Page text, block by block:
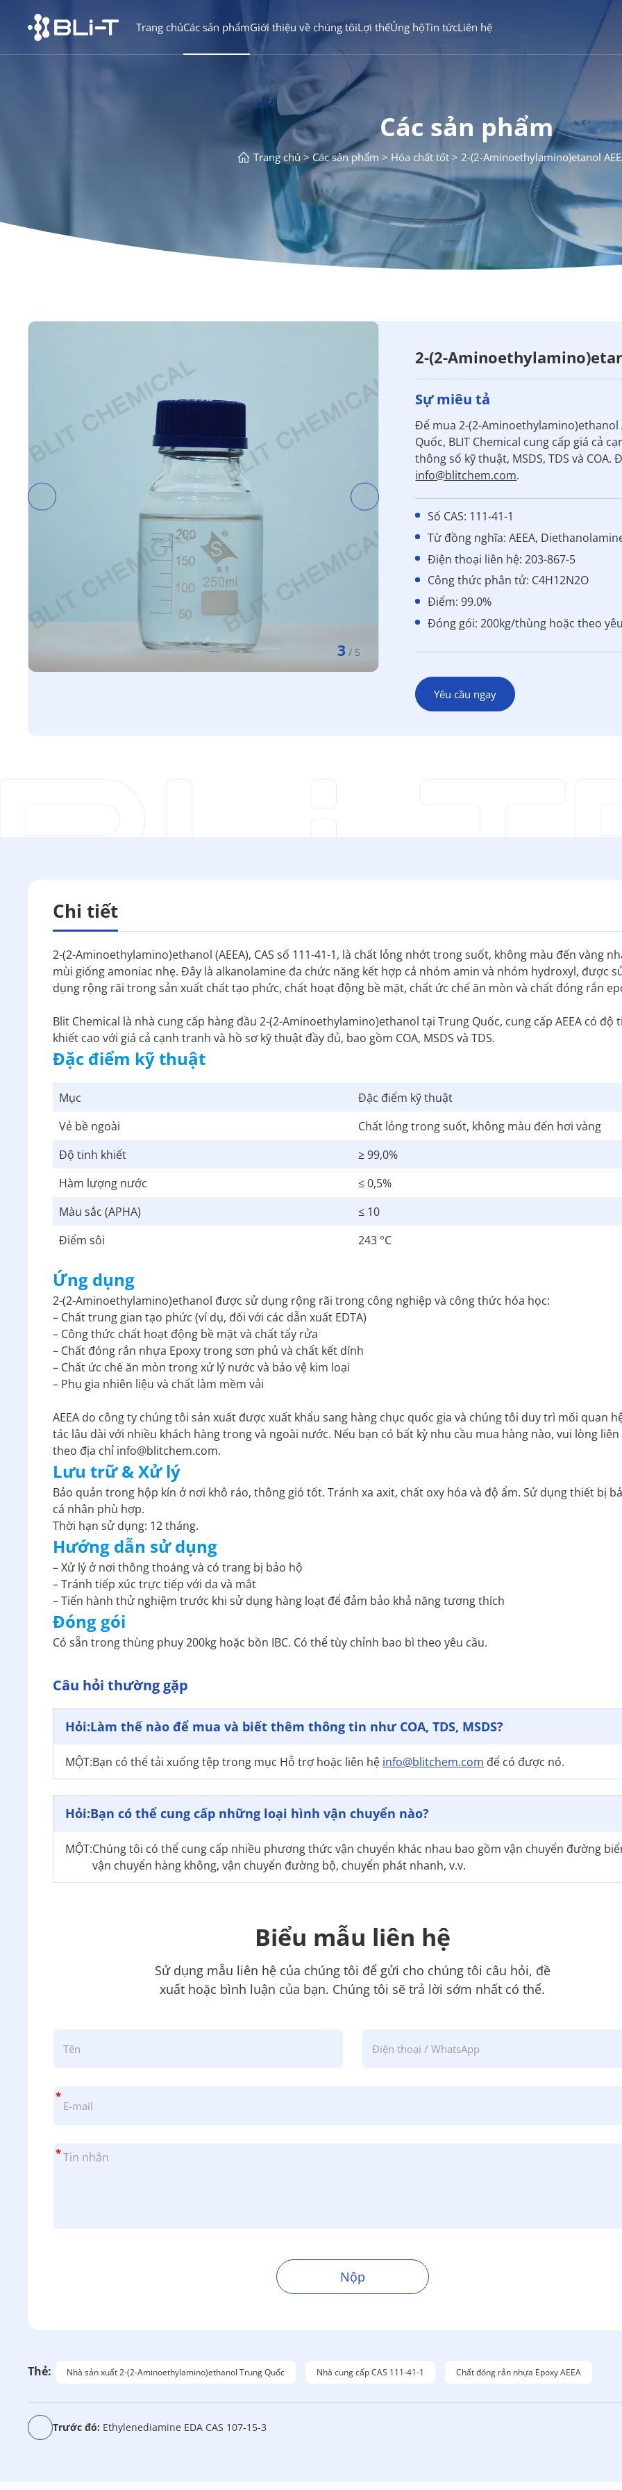
Trang chủCác sản phẩmGiới thiệu về chúng tôiLợi thếỦng hộTin tứcLiên hệ
Các sản phẩm
Trang chủ Các sản phẩm Hóa chất tốt 2-(2-Aminoethylamino)etanol
3 / 5
2-(2-
Sự miêu tả
Để mua 2-(2-Aminoethylamino)ethanol
Quốc, BLIT Chemical cung cấp giá cả
thông số kỹ thuật, MSDS, TDS và COA.
info@blitchem.com.
Số CAS: 111-41-1
Từ đồng nghĩa: AEEA,
Điện thoại liên hệ: 203-867-5
Công thức phân tử: C4H12N2O
Điểm: 99.0%
Đóng gói: 200kg/thùng hoặc theo
Yêu cầu ngay
Chi tiết
2-(2-Aminoethylamino)ethanol (AEEA), CAS số 111-41-1, là chất lỏng nhớt trong suốt, không màu đến vàng
mùi giống amoniac nhẹ. Đây là alkanolamine đa chức năng kết hợp cả nhóm amin và nhóm hydroxyl, được
dụng rộng rãi trong sản xuất chất tạo phức, chất hoạt động bề mặt, chất ức chế ăn mòn và chất đóng rắn
Blit Chemical là nhà cung cấp hàng đầu 2-(2-Aminoethylamino)ethanol tại Trung Quốc, cung cấp AEEA có độ
khiết cao với giá cả cạnh tranh và hồ sơ kỹ thuật đầy đủ, bao gồm COA, MSDS và TDS.
Đặc điểm kỹ thuật
Mục
Đặc điểm kỹ thuật
Vẻ bề ngoài
Chất lỏng trong suốt, không màu đến hơi vàng
Độ tinh khiết
≥ 99,0%
Hàm lượng nước
≤ 0,5%
Màu sắc (APHA)
≤ 10
Điểm sôi
243 °C
Ứng dụng
2-(2-Aminoethylamino)ethanol được sử dụng rộng rãi trong công nghiệp và công thức hóa học:
– Chất trung gian tạo phức (ví dụ, đối với các dẫn xuất EDTA)
– Công thức chất hoạt động bề mặt và chất tẩy rửa
– Chất đóng rắn nhựa Epoxy trong sơn phủ và chất kết dính
– Chất ức chế ăn mòn trong xử lý nước và bảo vệ kim loại
– Phụ gia nhiên liệu và chất làm mềm vải
AEEA do công ty chúng tôi sản xuất được xuất khẩu sang hàng chục quốc gia và chúng tôi duy trì mối quan
tác lâu dài với nhiều khách hàng trong và ngoài nước. Nếu bạn có bất kỳ nhu cầu mua hàng nào, vui lòng liên
theo địa chỉ info@blitchem.com.
Lưu trữ & Xử lý
Bảo quản trong hộp kín ở nơi khô ráo, thông gió tốt. Tránh xa axit, chất oxy hóa và độ ẩm. Sử dụng thiết bị
cá nhân phù hợp.
Thời hạn sử dụng: 12 tháng.
Hướng dẫn sử dụng
– Xử lý ở nơi thông thoáng và có trang bị bảo hộ
– Tránh tiếp xúc trực tiếp với da và mắt
– Tiến hành thử nghiệm trước khi sử dụng hàng loạt để đảm bảo khả năng tương thích
Đóng gói
Có sẵn trong thùng phuy 200kg hoặc bồn IBC. Có thể tùy chỉnh bao bì theo yêu cầu.
Câu hỏi thường gặp
Hỏi:Làm thế nào để mua và biết thêm thông tin như COA, TDS, MSDS?
MỘT:Bạn có thể tải xuống tệp trong mục Hỗ trợ hoặc liên hệ info@blitchem.com để có được nó.
Hỏi:Bạn có thể cung cấp những loại hình vận chuyển nào?
MỘT:Chúng tôi có thể cung cấp nhiều phương thức vận chuyển khác nhau bao gồm vận chuyển đường
vận chuyển hàng không, vận chuyển đường bộ, chuyển phát nhanh, v.v.
Biểu mẫu liên hệ
Sử dụng mẫu liên hệ của chúng tôi để gửi cho chúng tôi câu hỏi, đề
xuất hoặc bình luận của bạn. Chúng tôi sẽ trả lời sớm nhất có thể.
*
*
Nộp
ế
Thẻ: Nhà sản xuất 2-(2-Aminoethylamino)ethanol Trung Quốc Nhà cung cấp CAS 111-41-1 Chất đóng rắn nhựa Epoxy AEEA
Trước đó: Ethylenediamine EDA CAS 107-15-3